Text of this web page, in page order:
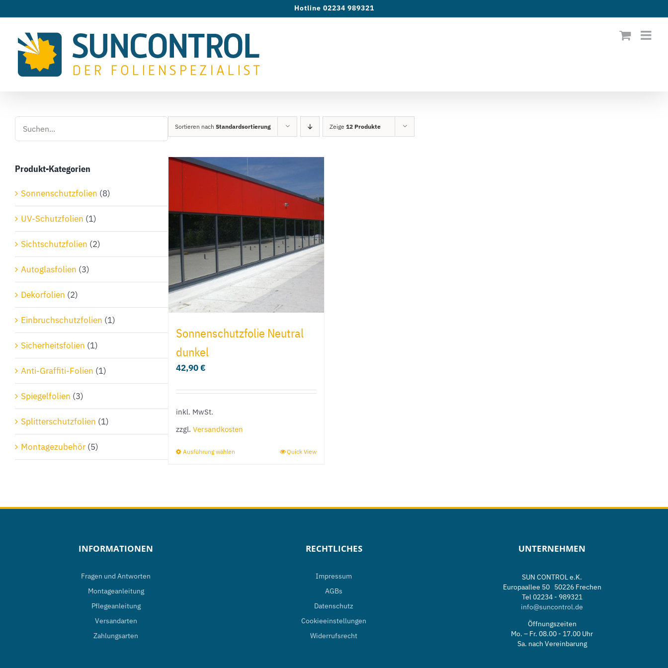
springen
Hotline 02234 989321
Sortieren nachStandardsortierung Zeige12 Produkte
Sonnenschutzfolie Neutral
dunkel
42,90€
inkl. MwSt.
zzgl.Versandkosten
Ausführung wählen Quick View
Produkt-Kategorien
Sonnenschutzfolien (8)
UV-Schutzfolien (1)
Sichtschutzfolien (2)
Autoglasfolien (3)
Dekorfolien (2)
Einbruchschutzfolien (1)
Sicherheitsfolien (1)
Anti-Graffiti-Folien (1)
Spiegelfolien (3)
Splitterschutzfolien (1)
Montagezubehör (5)
INFORMATIONEN
Fragen und Antworten
Montageanleitung
Pflegeanleitung
Versandarten
Zahlungsarten
RECHTLICHES
Impressum
AGBs
Datenschutz
Cookieeinstellungen
Widerrufsrecht
UNTERNEHMEN
SUN CONTROL e.K.
Europaallee 50 50226 Frechen
Tel 02234 - 989321
info@suncontrol.de
Öffnungszeiten
Mo. – Fr. 08.00 - 17.00 Uhr
Sa. nach Vereinbarung